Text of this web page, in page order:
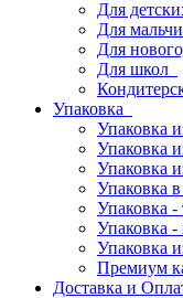
Для
Для
Для
Для школ
Упаковка
Упаковка
Упаковка
Упаковка
Упаковка
Упаковка -
Упаковка
Упаковка
Премиум
Доставка и